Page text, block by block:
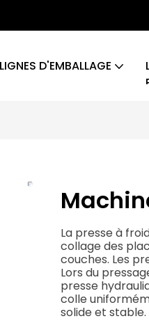
LIGNES D'EMBALLAGE
La presse à
collage des
couches. Les
Lors du
presse
colle
solide et stable.